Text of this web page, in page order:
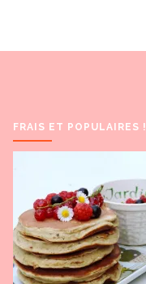
FRAIS ET POPULAIRES !